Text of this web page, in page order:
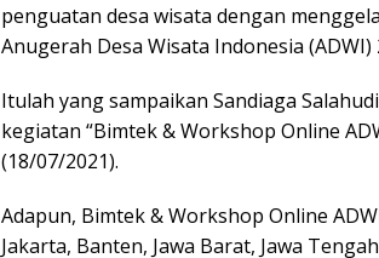
penguatan desa wisata dengan
Anugerah Desa Wisata Indonesia (ADWI)
Itulah yang sampaikan Sandiaga
kegiatan “Bimtek & Workshop Online
(18/07/2021).
Adapun, Bimtek & Workshop Online
Jakarta, Banten, Jawa Barat, Jawa